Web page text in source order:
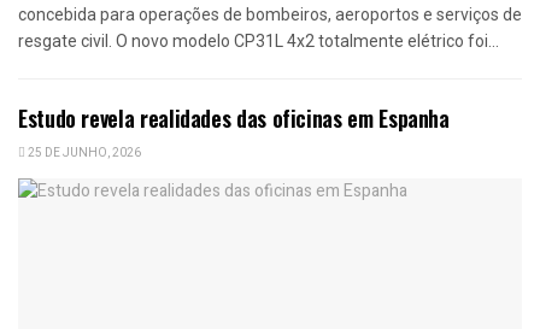
concebida para operações de bombeiros, aeroportos e serviços de
resgate civil. O novo modelo CP31L 4x2 totalmente elétrico foi...
Estudo revela realidades das oficinas em Espanha
25 DE JUNHO, 2026